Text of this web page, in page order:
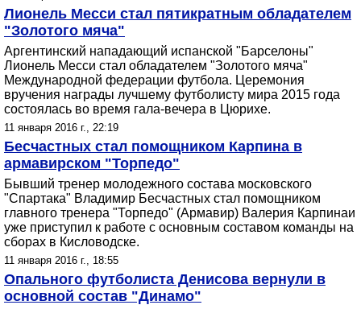
Лионель Месси стал пятикратным обладателем
"Золотого мяча"
Аргентинский нападающий испанской "Барселоны"
Лионель Месси стал обладателем "Золотого мяча"
Международной федерации футбола. Церемония
вручения награды лучшему футболисту мира 2015 года
состоялась во время гала-вечера в Цюрихе.
11 января 2016 г., 22:19
Бесчастных стал помощником Карпина в
армавирском "Торпедо"
Бывший тренер молодежного состава московского
"Спартака" Владимир Бесчастных стал помощником
главного тренера "Торпедо" (Армавир) Валерия Карпинаи
уже приступил к работе с основным составом команды на
сборах в Кисловодске.
11 января 2016 г., 18:55
Опального футболиста Денисова вернули в
основной состав "Динамо"